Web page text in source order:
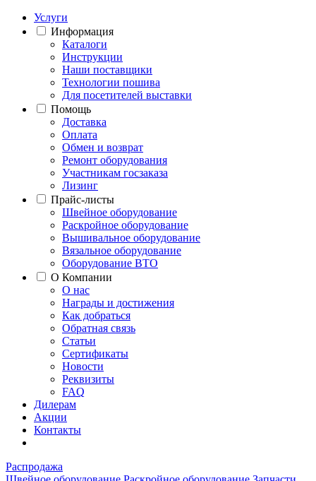
Услуги
Информация
Каталоги
Инструкции
Наши поставщики
Технологии пошива
Для посетителей выставки
Помощь
Доставка
Оплата
Обмен и возврат
Ремонт оборудования
Участникам госзаказа
Лизинг
Прайс-листы
Швейное оборудование
Раскройное оборудование
Вышивальное оборудование
Вязальное оборудование
Оборудование ВТО
О Компании
О нас
Награды и достижения
Как добраться
Обратная связь
Статьи
Сертификаты
Новости
Реквизиты
FAQ
Дилерам
Акции
Контакты
Распродажа